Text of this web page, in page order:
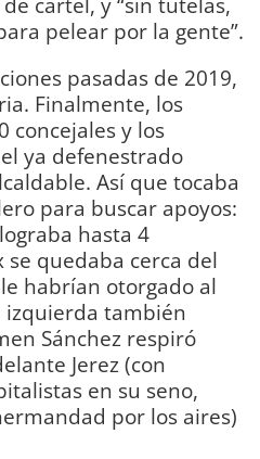
pelear por la gente”.
pasadas de 2019,
Finalmente, los
concejales y los
ya defenestrado
Así que tocaba
para buscar apoyos:
hasta 4
quedaba cerca del
habrían otorgado al
izquierda también
Sánchez respiró
Jerez (con
en su seno,
por los aires)